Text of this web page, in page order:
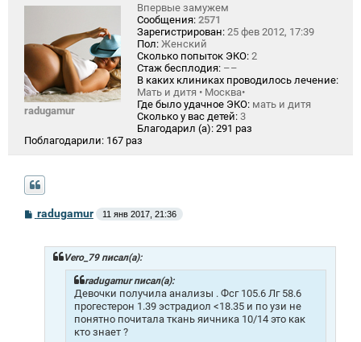
radugamur
Впервые замужем
Сообщения: 2571
Зарегистрирован: 25 фев 2012, 17:39
Пол: Женский
Сколько попыток ЭКО: 2
Стаж бесплодия: ––
В каких клиниках проводилось лечение:
Мать и дитя • Москва•
Где было удачное ЭКО: мать и дитя
Сколько у вас детей: 3
Благодарил (а): 291 раз
Поблагодарили: 167 раз
С
о
radugamur 11 янв 2017, 21:36
Vero_79 писал(а):
radugamur писал(а):
Девочки получила анализы . Фсг 105.6 Лг 58.6
прогестерон 1.39 эстрадиол <18.35 и по узи не
понятно почитала ткань яичника 10/14 это как
кто знает ?